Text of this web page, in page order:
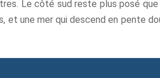
Le côté sud reste plus posé
et une mer qui descend en pente